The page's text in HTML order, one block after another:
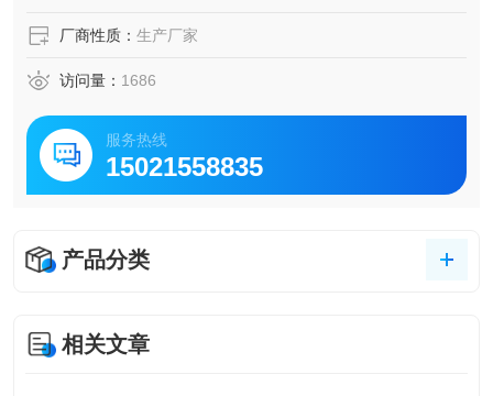
厂商性质： 生产厂家
访问量： 1686
服务热线
15021558835
产品分类
相关文章